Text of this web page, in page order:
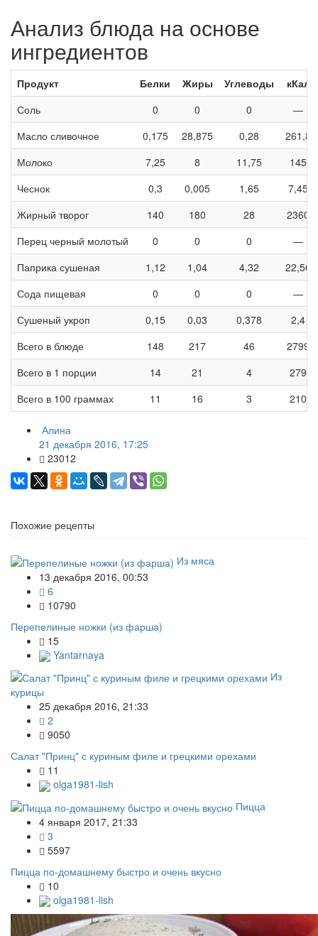
Анализ блюда на основе
ингредиентов
Продукт Белки Жиры Углеводы
кКал
Соль
0 0 0
—
Масло сливочное
0,175 28,875 0,28
261,8
Молоко
7,25 8 11,75
145
Чеснок
0,3 0,005 1,65
7,45
Жирный творог
140 180 28
2360
Перец черный молотый
0 0 0
—
Паприка сушеная
1,12 1,04 4,32
22,56
Сода пищевая
0 0 0
—
Сушеный укроп
0,15 0,03 0,378
2,4
Всего в блюде
148 217 46
2799
Всего в 1 порции
14 21 4
279
Всего в 100 граммах
11 16 3 210
Алина
21 декабря 2016, 17:25
23012
Похожие рецепты
Из мяса
13 декабря 2016, 00:53
6
10790
Перепелиные ножки (из фарша)
15
Yantarnaya
Из
курицы
25 декабря 2016, 21:33
2
9050
Салат "Принц" с куриным филе и грецкими орехами
11
olga1981-lish
Пицца
4 января 2017, 21:33
3
5597
Пицца по-домашнему быстро и очень вкусно
10
olga1981-lish